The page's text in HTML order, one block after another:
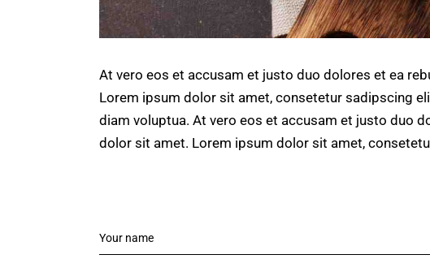
At vero eos et accusam et justo duo dolores et ea
Lorem ipsum dolor sit amet, consetetur sadipscing
diam voluptua. At vero eos et accusam et justo duo
dolor sit amet. Lorem ipsum dolor sit amet,